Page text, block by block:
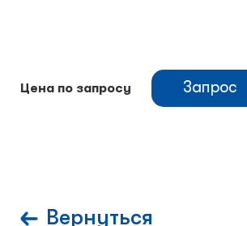
Цена по запросу Запрос
Вернуться